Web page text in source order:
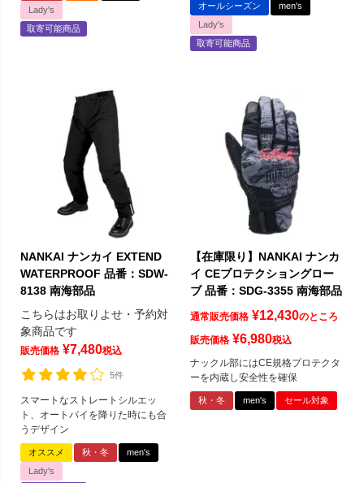
Lady's
取寄可能商品
オールシーズン
men's
Lady's
取寄可能商品
NANKAI ナンカイ EXTEND
WATERPROOF 品番：SDW-
8138 南海部品
こちらはお取りよせ・予約対
象商品です
販売価格 ¥7,480税込
5件
スマートなストレートシルエッ
ト、オートバイを降りた時にも合
うデザイン
オススメ 秋・冬
men's
Lady's
【在庫限り】NANKAI ナンカ
イ CEプロテクショングロー
ブ 品番：SDG-3355 南海部品
通常販売価格 ¥12,430のところ
販売価格 ¥6,980税込
ナックル部にはCE規格プロテクタ
ーを内蔵し安全性を確保
秋・冬 men's セール対象